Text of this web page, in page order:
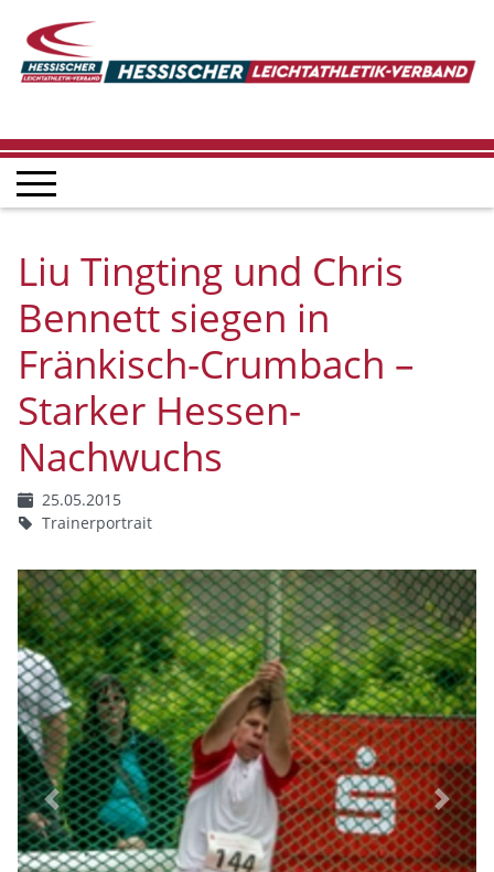
Liu Tingting und Chris
Bennett siegen in
Fränkisch-Crumbach –
Starker Hessen-
Nachwuchs
25.05.2015
Trainerportrait
Previous Next